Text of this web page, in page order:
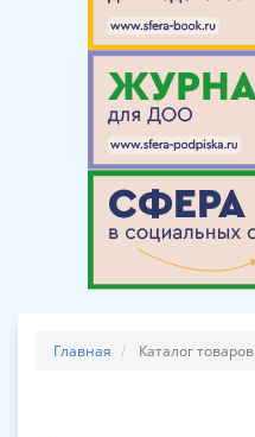
Главная Каталог товаров